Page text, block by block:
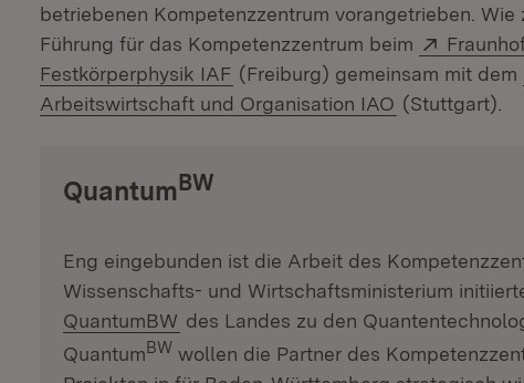
betriebenen Kompetenzzentrum vorangetrieben.
Führung für das Kompetenzzentrum beim
Extern:
Festkörperphysik IAF (Öffnet in neuem Fenster)
(Freiburg) gemeinsam mit dem
Arbeitswirtschaft und Organisation IAO (Öffnet in
(Stuttgart).
QuantumBW
Eng eingebunden ist die Arbeit des
Wissenschafts- und Wirtschaftsministerium
QuantumBW (Öffnet in neuem Fenster)
des Landes zu den
QuantumBW wollen die Partner des